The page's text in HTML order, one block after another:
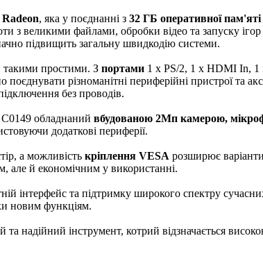
Radeon, яка у поєднанні з 32 ГБ оперативної
з великими файлами, обробки відео та запуску ігор
підвищить загальну швидкодію системи.
такими простими. З портами 1 x PS/2, 1 x HDMI In, 1
різноманітні периферійні пристрої та
без проводів.
обладнаний вбудованою 2Мп камерою,
додаткові периферії.
а можливість кріплення VESA розширює
але й економічним у використанні.
інтерфейс та підтримку широкого спектру
новим функціям.
та надійний інструмент, котрий відзначається